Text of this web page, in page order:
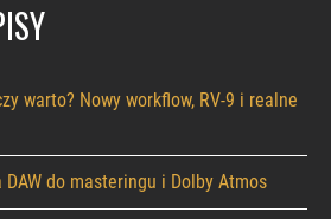
warto? Nowy workflow, RV-9 i realne
do masteringu i Dolby Atmos